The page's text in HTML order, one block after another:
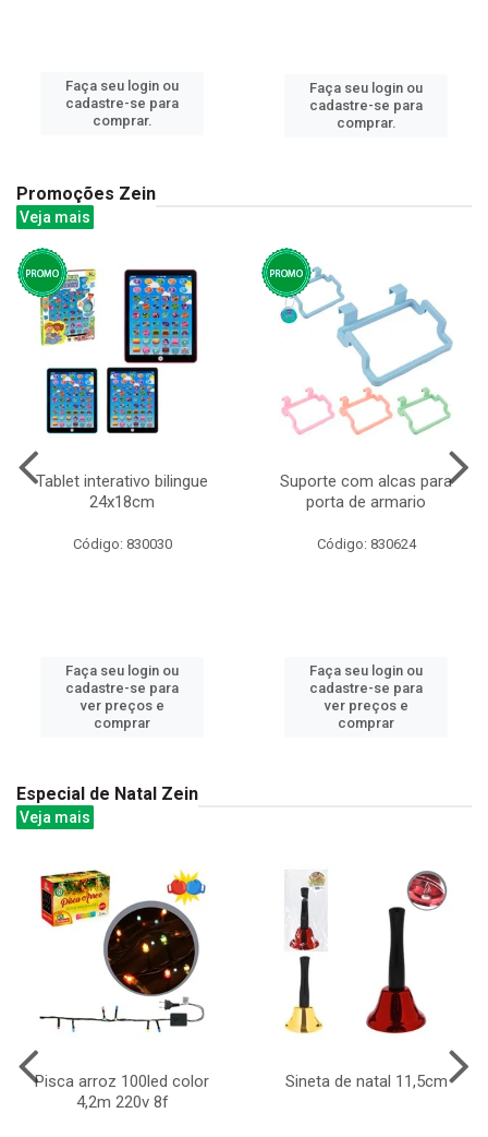
Faça seu login ou
cadastre-se para
comprar.
Faça seu login ou
cadastre-se para
comprar.
Promoções Zein
Veja mais
Tablet interativo bilingue
24x18cm
Código: 830030
Faça seu login ou
cadastre-se para
ver preços e
comprar
Suporte com alcas para
porta de armario
Código: 830624
Faça seu login ou
cadastre-se para
ver preços e
comprar
Especial de Natal Zein
Veja mais
Pisca arroz 100led color
4,2m 220v 8f
Sineta de natal 11,5cm